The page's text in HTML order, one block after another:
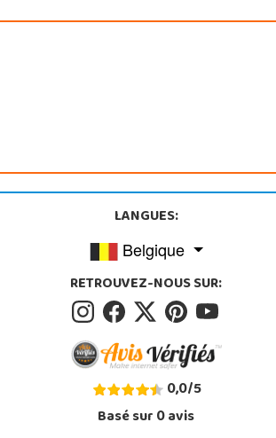
LANGUES:
Belgique
RETROUVEZ-NOUS SUR:
0,0/5
Basé sur0avis